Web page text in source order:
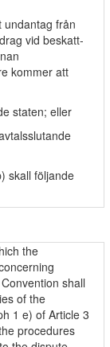
undantag från
vid beskatt-
kommer att
staten; eller
skall följande
the
shall
of the
1 e) of Article 3
procedures